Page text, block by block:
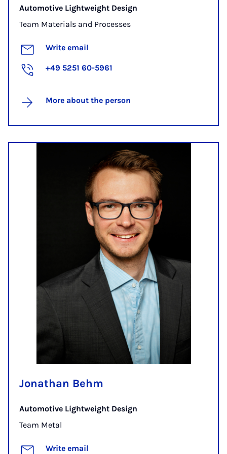
Automotive Lightweight Design
Team Materials and Processes
Write email
+49 5251 60-5961
More about the person
Jonathan Behm
Automotive Lightweight Design
Team Metal
Write email